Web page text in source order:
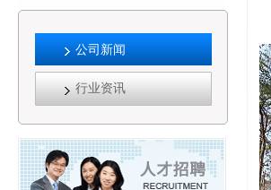
公司新闻
行业资讯